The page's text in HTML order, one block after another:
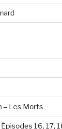
– Les Morts
16, 17,